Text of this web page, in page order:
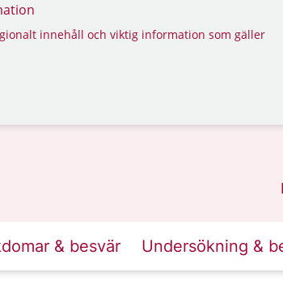
innehåll och viktig information som gäller
& besvär Undersökning &